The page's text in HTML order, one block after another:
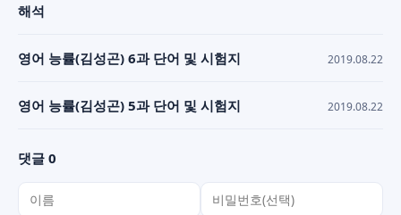
해석
영어 능률(김성곤) 6과 단어 및 시험지 2019.08.22
영어 능률(김성곤) 5과 단어 및 시험지 2019.08.22
댓글 0
이름
비밀번호(선택)
댓글 내용